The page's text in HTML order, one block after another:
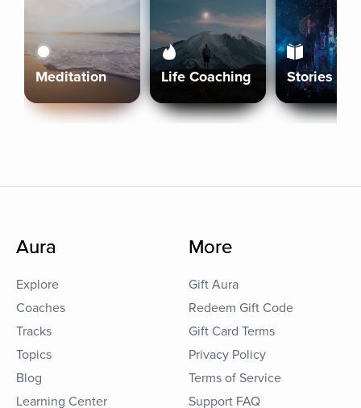
Meditation Life Coaching Stories
Aura
Explore
Coaches
Tracks
Topics
Blog
Learning Center
More
Gift Aura
Redeem Gift Code
Gift Card Terms
Privacy Policy
Terms of Service
Support FAQ